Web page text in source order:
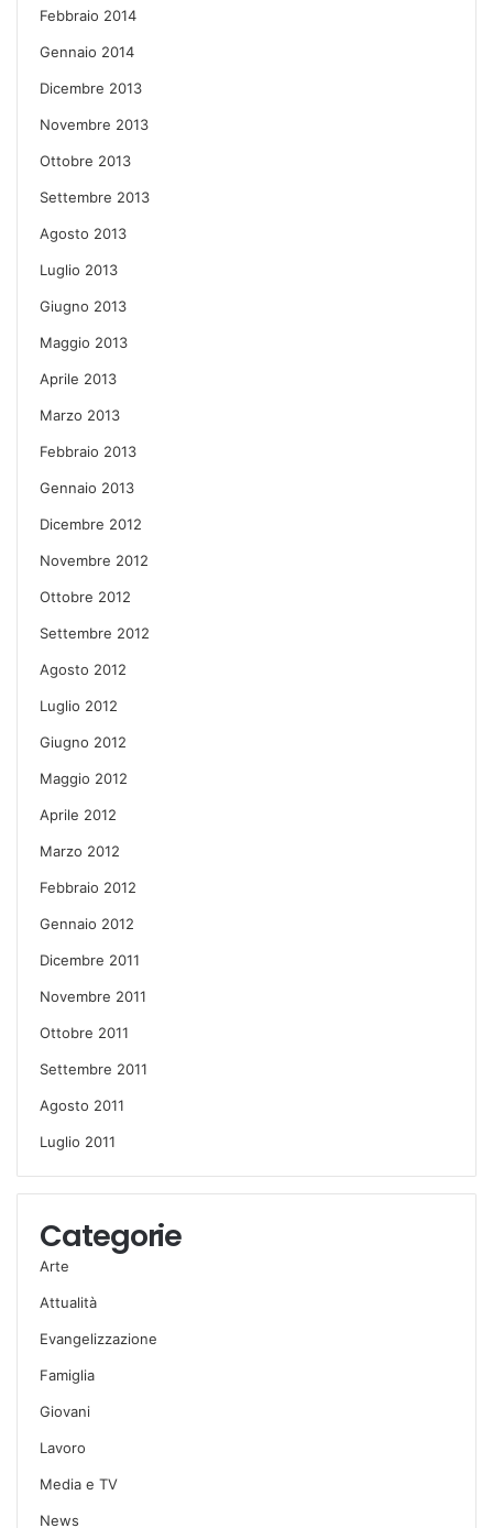
Febbraio 2014
Gennaio 2014
Dicembre 2013
Novembre 2013
Ottobre 2013
Settembre 2013
Agosto 2013
Luglio 2013
Giugno 2013
Maggio 2013
Aprile 2013
Marzo 2013
Febbraio 2013
Gennaio 2013
Dicembre 2012
Novembre 2012
Ottobre 2012
Settembre 2012
Agosto 2012
Luglio 2012
Giugno 2012
Maggio 2012
Aprile 2012
Marzo 2012
Febbraio 2012
Gennaio 2012
Dicembre 2011
Novembre 2011
Ottobre 2011
Settembre 2011
Agosto 2011
Luglio 2011
Categorie
Arte
Attualità
Evangelizzazione
Famiglia
Giovani
Lavoro
Media e TV
News